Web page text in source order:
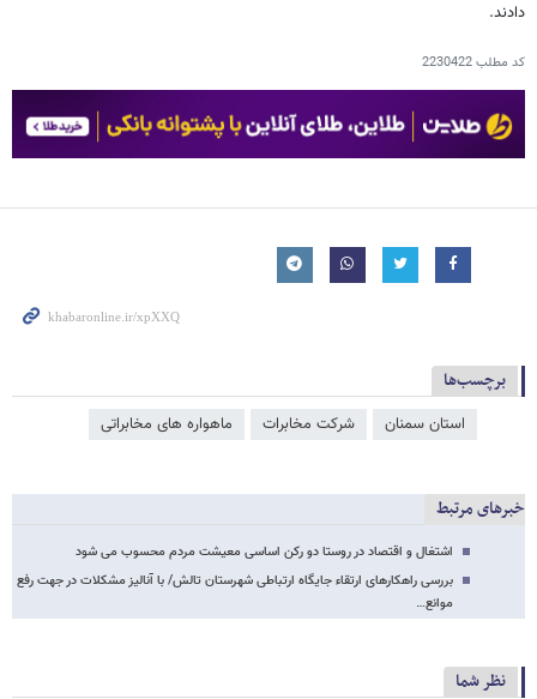
دادند.
کد مطلب2230422
برچسب‌ها
استان سمنان شرکت مخابرات ماهواره های مخابراتی
خبرهای مرتبط
اشتغال و اقتصاد در روستا دو رکن اساسی معیشت مردم محسوب می شود
بررسی راهکارهای ارتقاء جایگاه ارتباطی شهرستان تالش/ با آنالیز مشکلات در جهت رفع
موانع…
نظر شما